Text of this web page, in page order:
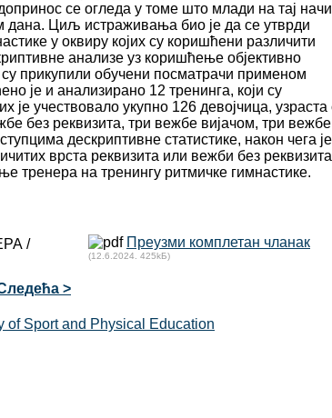
се огледа у томе што млади на тај
дана. Циљ истраживања био је да се утврди
у оквиру којих су коришћени различити
анализе уз коришћење објективно
прикупили обучени посматрачи применом
је и анализирано 12 тренинга, који су
је учествовало укупно 126 девојчица, узраста
без реквизита, три вежбе вијачом, три вежбе
дескриптивне статистике, након чега је
врста реквизита или вежби без реквизита
тренера на тренингу ритмичке гимнастике.
/
Преузми комплетан чланак
(12.6.2024. 425kБ)
>
of Sport and Physical Education